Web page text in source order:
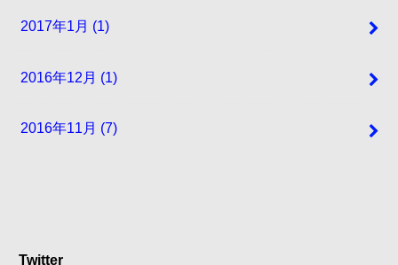
2017年1月 (1)
2016年12月 (1)
2016年11月 (7)
Twitter